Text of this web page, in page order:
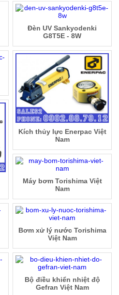
Đèn UV Sankyodenki
G8T5E - 8W
Kích thủy lực Enerpac Việt
Nam
Máy bơm Torishima Việt
Nam
Bơm xử lý nước Torishima
Việt Nam
Bộ điều khiển nhiệt độ
Gefran Việt Nam